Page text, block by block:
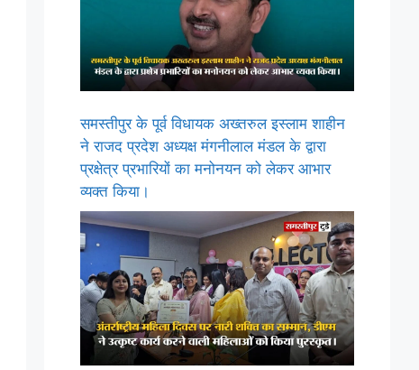
समस्तीपुर के पूर्व विधायक अख्तरुल इस्लाम शाहीन
ने राजद प्रदेश अध्यक्ष मंगनीलाल मंडल के द्वारा
प्रक्षेत्र प्रभारियों का मनोनयन को लेकर आभार
व्यक्त किया।